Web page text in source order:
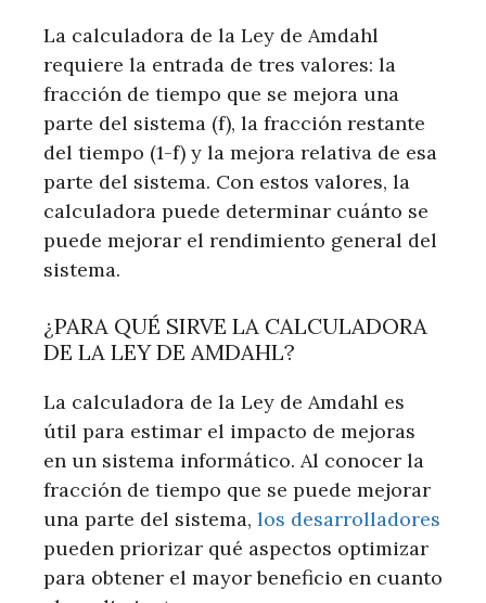
La calculadora de la Ley de Amdahl
requiere la entrada de tres valores: la
fracción de tiempo que se mejora una
parte del sistema (f), la fracción restante
del tiempo (1-f) y la mejora relativa de esa
parte del sistema. Con estos valores, la
calculadora puede determinar cuánto se
puede mejorar el rendimiento general del
sistema.
¿PARA QUÉ SIRVE LA CALCULADORA
DE LA LEY DE AMDAHL?
La calculadora de la Ley de Amdahl es
útil para estimar el impacto de mejoras
en un sistema informático. Al conocer la
fracción de tiempo que se puede mejorar
una parte del sistema, los desarrolladores
pueden priorizar qué aspectos optimizar
para obtener el mayor beneficio en cuanto